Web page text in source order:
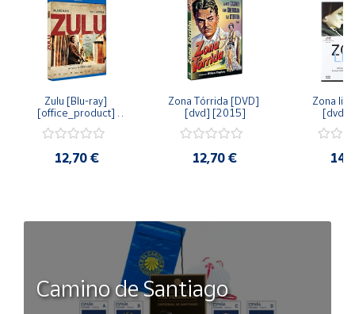
Zulu [Blu-ray]
[office_product]
12,70 €
Zona Tórrida [DVD]
[dvd] [2015]
12,70 €
Zona
[dvd]
Camino de Santiago